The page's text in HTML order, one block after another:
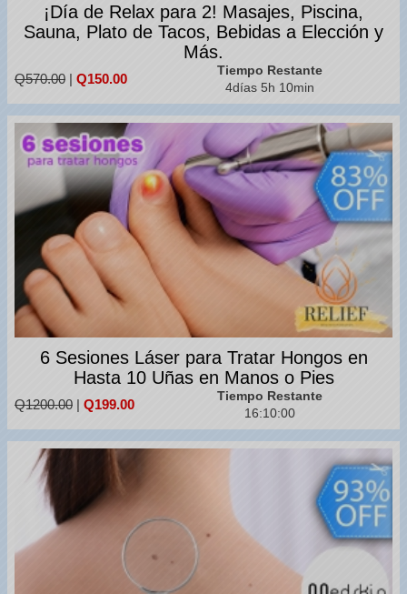
¡Día de Relax para 2! Masajes, Piscina,
Sauna, Plato de Tacos, Bebidas a Elección y
Más.
Q570.00 | Q150.00
Tiempo Restante
4días 5h 10min
6 Sesiones Láser para Tratar Hongos en
Hasta 10 Uñas en Manos o Pies
Q1200.00 | Q199.00
Tiempo Restante
16:09:57